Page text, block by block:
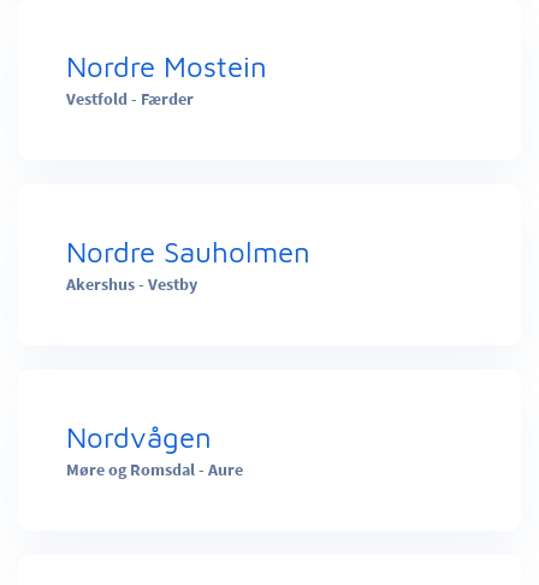
Nordre Mostein
Vestfold - Færder
Nordre Sauholmen
Akershus - Vestby
Nordvågen
Møre og Romsdal - Aure